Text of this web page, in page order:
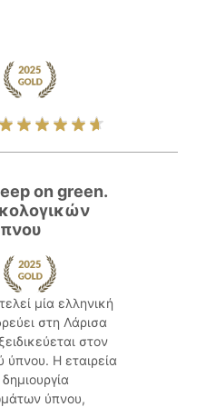
on green.
μία ελληνική
στη Λάρισα
στον
ύπνου. Η εταιρεία
ύπνου,